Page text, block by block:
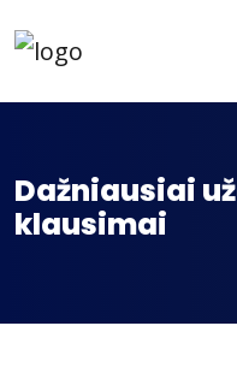
Dažniausiai
klausimai